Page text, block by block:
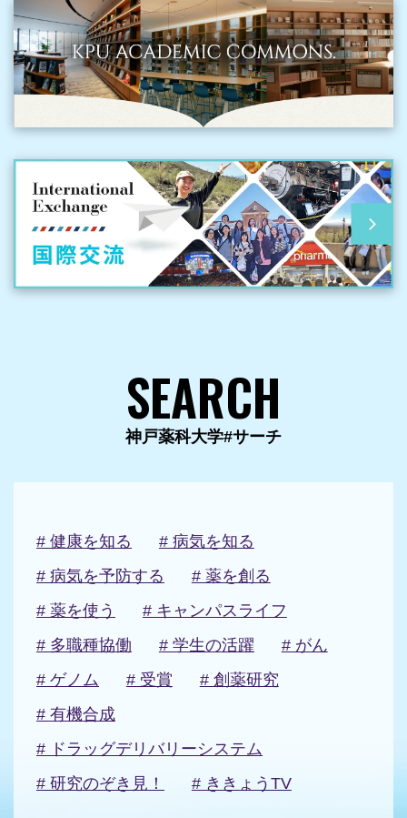
SEARCH
神戸薬科大学#サーチ
# 健康を知る
# 病気を知る
# 病気を予防する
# 薬を創る
# 薬を使う
# キャンパスライフ
# 多職種協働
# 学生の活躍
# がん
# ゲノム
# 受賞
# 創薬研究
# 有機合成
# ドラッグデリバリーシステム
# 研究のぞき見！
# ききょうTV